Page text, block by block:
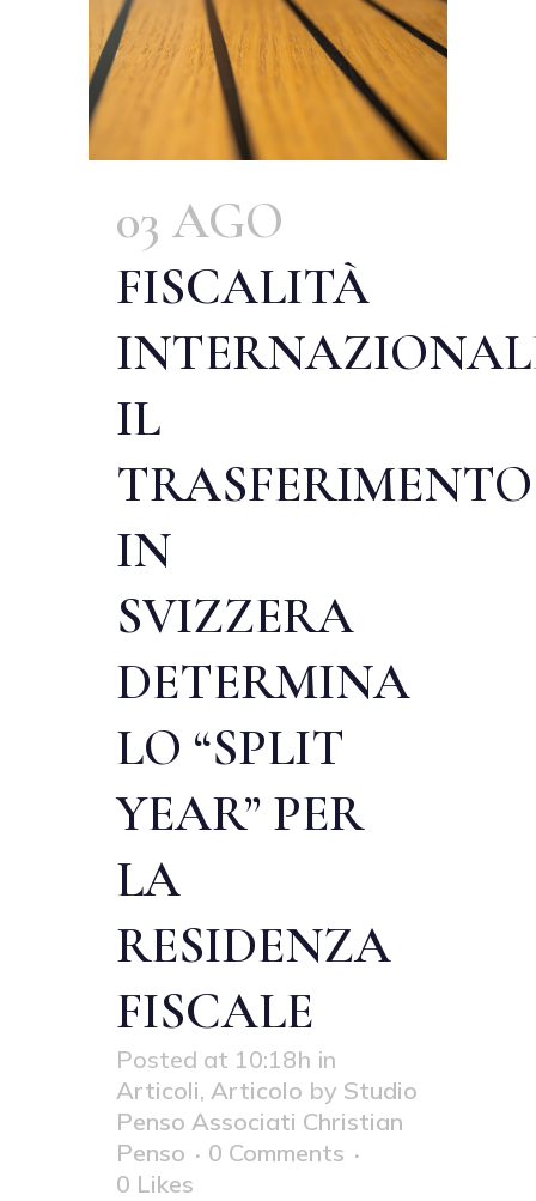
03 AGO
FISCALITÀ
IL
TRASFERIMENTO
IN
SVIZZERA
DETERMINA
LO “SPLIT
YEAR” PER
LA
RESIDENZA
FISCALE
Posted at 10:18h in
Articoli, Articolo by Studio
Penso Associati Christian
Penso
0 Comments
0 Likes